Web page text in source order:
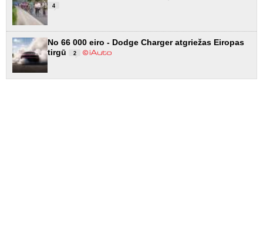
4
No 66 000 eiro - Dodge Charger atgriežas Eiropas
tirgū
2